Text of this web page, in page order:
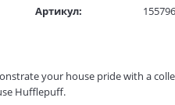
Артикул:
your house pride with a
Hufflepuff.